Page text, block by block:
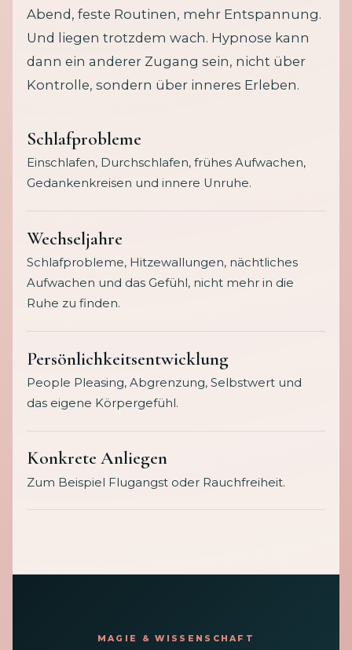
Abend, feste Routinen, mehr Entspannung.
Und liegen trotzdem wach. Hypnose kann
dann ein anderer Zugang sein, nicht über
Kontrolle, sondern über inneres Erleben.
Schlafprobleme
Einschlafen, Durchschlafen, frühes Aufwachen,
Gedankenkreisen und innere Unruhe.
Wechseljahre
Schlafprobleme, Hitzewallungen, nächtliches
Aufwachen und das Gefühl, nicht mehr in die
Ruhe zu finden.
Persönlichkeitsentwicklung
People Pleasing, Abgrenzung, Selbstwert und
das eigene Körpergefühl.
Konkrete Anliegen
Zum Beispiel Flugangst oder Rauchfreiheit.
MAGIE & WISSENSCHAFT